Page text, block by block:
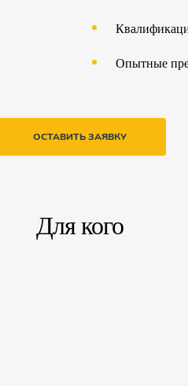
Опытные
ОСТАВИТЬ ЗАЯВКУ
Для кого